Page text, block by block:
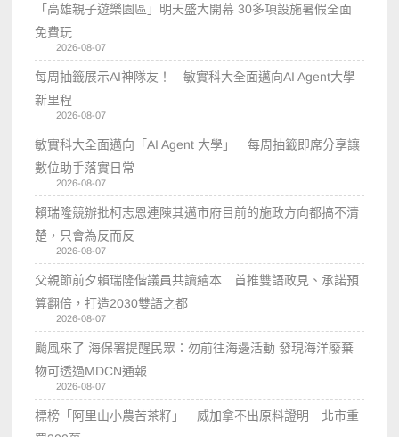
「高雄親子遊樂園區」明天盛大開幕 30多項設施暑假全面
免費玩
2026-08-07
每周抽籤展示AI神隊友！ 敏實科大全面邁向AI Agent大學
新里程
2026-08-07
敏實科大全面邁向「AI Agent 大學」 每周抽籤即席分享讓
數位助手落實日常
2026-08-07
賴瑞隆競辦批柯志恩連陳其邁市府目前的施政方向都搞不清
楚，只會為反而反
2026-08-07
父親節前夕賴瑞隆偕議員共讀繪本 首推雙語政見、承諾預
算翻倍，打造2030雙語之都
2026-08-07
颱風來了 海保署提醒民眾：勿前往海邊活動 發現海洋廢棄
物可透過MDCN通報
2026-08-07
標榜「阿里山小農苦茶籽」 威加拿不出原料證明 北市重